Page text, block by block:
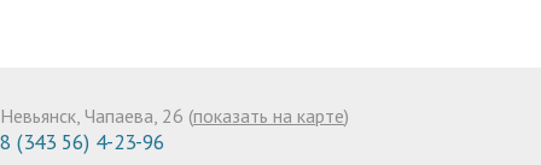
Невьянск, Чапаева, 26 (показать на карте)
8 (343 56) 4-23-96